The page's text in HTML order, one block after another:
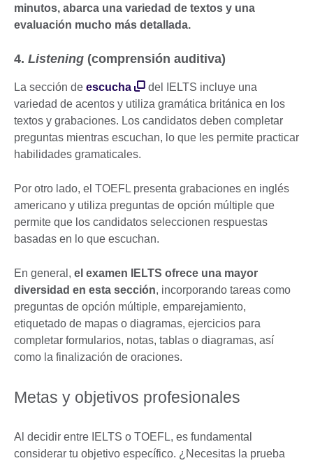
minutos, abarca una variedad de textos y una
evaluación mucho más detallada.
4. Listening (comprensión auditiva)
La sección de escucha
del IELTS incluye una
variedad de acentos y utiliza gramática británica en los
textos y grabaciones. Los candidatos deben completar
preguntas mientras escuchan, lo que les permite practicar
habilidades gramaticales.
Por otro lado, el TOEFL presenta grabaciones en inglés
americano y utiliza preguntas de opción múltiple que
permite que los candidatos seleccionen respuestas
basadas en lo que escuchan.
En general, el examen IELTS ofrece una mayor
diversidad en esta sección, incorporando tareas como
preguntas de opción múltiple, emparejamiento,
etiquetado de mapas o diagramas, ejercicios para
completar formularios, notas, tablas o diagramas, así
como la finalización de oraciones.
Metas y objetivos profesionales
Al decidir entre IELTS o TOEFL, es fundamental
considerar tu objetivo específico. ¿Necesitas la prueba